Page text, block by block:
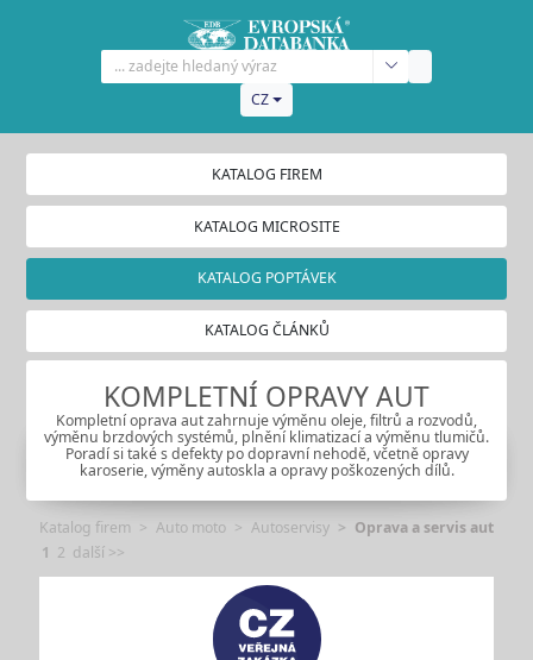
CZ
KATALOG FIREM
KATALOG MICROSITE
KATALOG POPTÁVEK
KATALOG ČLÁNKŮ
KOMPLETNÍ OPRAVY AUT
Kompletní oprava aut zahrnuje výměnu oleje, filtrů a rozvodů,
výměnu brzdových systémů, plnění klimatizací a výměnu tlumičů.
Poradí si také s defekty po dopravní nehodě, včetně opravy
karoserie, výměny autoskla a opravy poškozených dílů.
Katalog firem Auto moto Autoservisy
Oprava a servis aut
1 2 další >>